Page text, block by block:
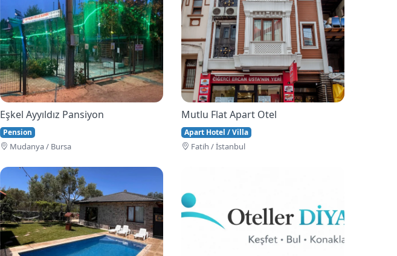
Eşkel Ayyıldız Pansiyon
Pension
Mudanya / Bursa
Mutlu Flat Apart Otel
Apart Hotel / Villa
Fati̇h / İstanbul